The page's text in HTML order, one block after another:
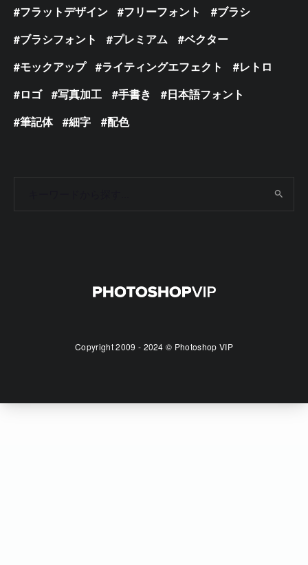
フラットデザイン
フリーフォント
ブラシ
ブラシフォント
プレミアム
ベクター
モックアップ
ライティングエフェクト
レトロ
ロゴ
写真加工 手書き
日本語フォント
筆記体
細字 配色
Copyright 2009 - 2024 © Photoshop VIP